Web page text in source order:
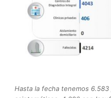
Hasta la fecha tenemos